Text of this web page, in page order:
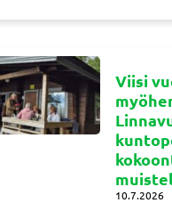
Viisi
10.7.2026